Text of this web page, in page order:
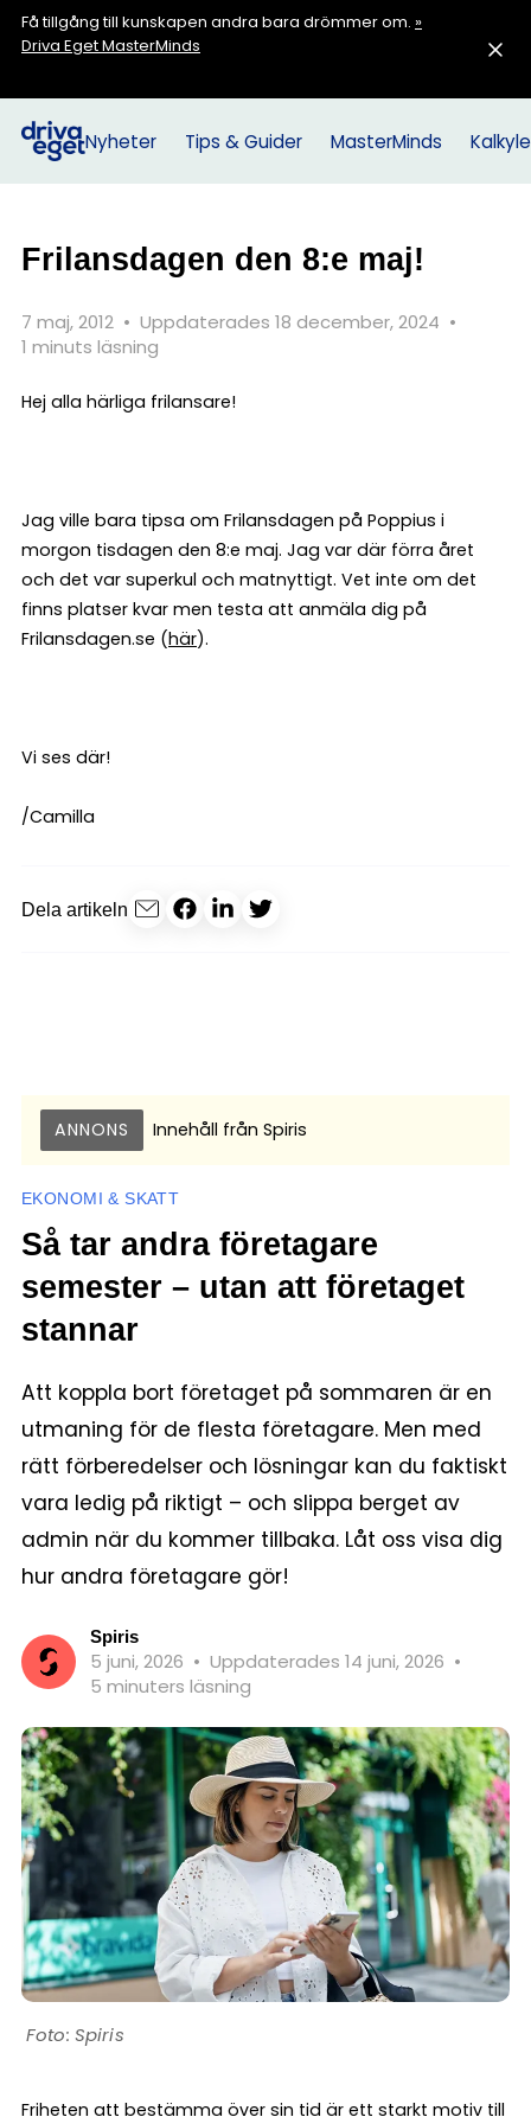
Få tillgång till kunskapen andra bara drömmer om. »
Driva Eget MasterMinds
Nyheter Tips & Guider MasterMinds
Frilansdagen den 8:e maj!
7 maj, 2012 • Uppdaterades 18 december, 2024 •
1 minuts läsning
Hej alla härliga frilansare!
Jag ville bara tipsa om Frilansdagen på Poppius i
morgon tisdagen den 8:e maj. Jag var där förra året
och det var superkul och matnyttigt. Vet inte om det
finns platser kvar men testa att anmäla dig på
Frilansdagen.se (här).
Vi ses där!
/Camilla
Dela artikeln
ANNONS Innehåll från Spiris
EKONOMI & SKATT
Så tar andra företagare
semester – utan att företaget
stannar
Att koppla bort företaget på sommaren är en
utmaning för de flesta företagare. Men med
rätt förberedelser och lösningar kan du faktiskt
vara ledig på riktigt – och slippa berget av
admin när du kommer tillbaka. Låt oss visa dig
hur andra företagare gör!
Spiris
5 juni, 2026 • Uppdaterades 14 juni, 2026 •
5 minuters läsning
Spiris
Friheten att bestämma över sin tid är ett starkt motiv till